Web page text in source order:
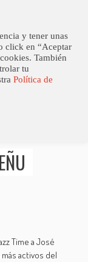
Time a José
activos del
y tener unas
click en “Aceptar
También
tu
Política de